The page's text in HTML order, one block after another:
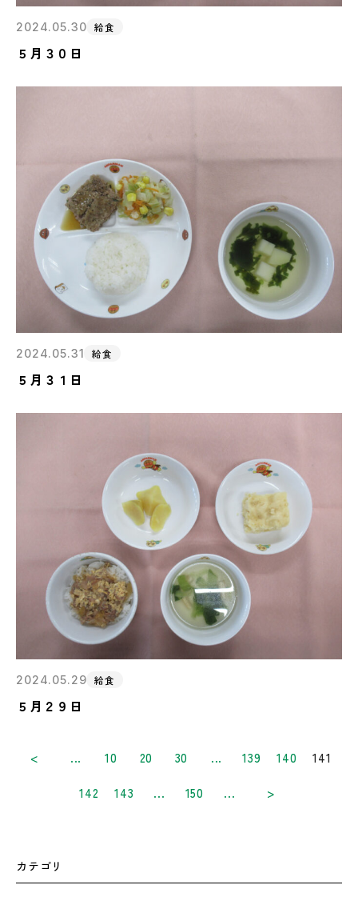
2024.05.30 給食
５月３０日
2024.05.31 給食
５月３１日
2024.05.29 給食
５月２９日
< ... 10 20 30 ... 139 140 141
142 143 ... 150 ... >
カテゴリ